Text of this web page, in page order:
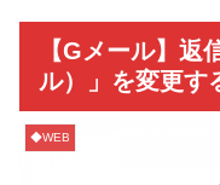
【Gメール】返
ル）」を変更す
◆WEB